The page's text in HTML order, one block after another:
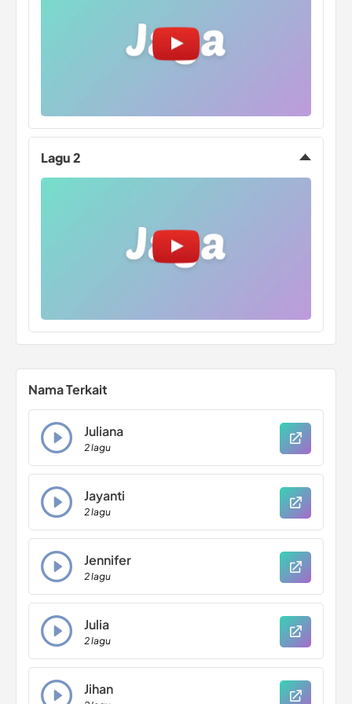
Lagu 2
Nama Terkait
Juliana
2 lagu
Jayanti
2 lagu
Jennifer
2 lagu
Julia
2 lagu
Jihan